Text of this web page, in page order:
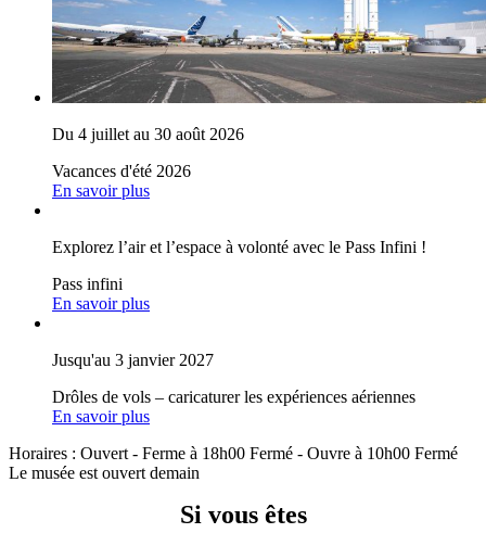
Du 4 juillet au 30 août 2026
Vacances d'été 2026
En savoir plus
Explorez l’air et l’espace à volonté avec le Pass Infini !
Pass infini
En savoir plus
Jusqu'au 3 janvier 2027
Drôles de vols – caricaturer les expériences aériennes
En savoir plus
Horaires : Ouvert - Ferme à 18h00 Fermé - Ouvre à 10h00 Fermé
Le musée est ouvert demain
Si vous êtes